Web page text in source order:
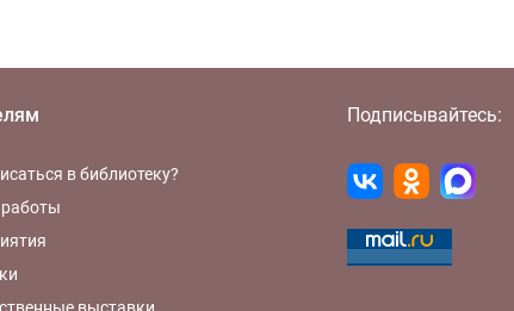
в библиотеку?
Подписывайтесь: